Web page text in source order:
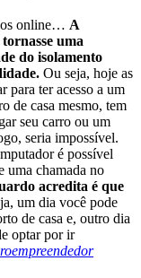
online… A
uma
do isolamento
Ou seja, hoje as
para ter acesso a um
de casa mesmo, tem
seu carro ou um
seria impossível.
é possível
uma chamada no
acredita é que
um dia você pode
de casa e, outro dia
optar por ir